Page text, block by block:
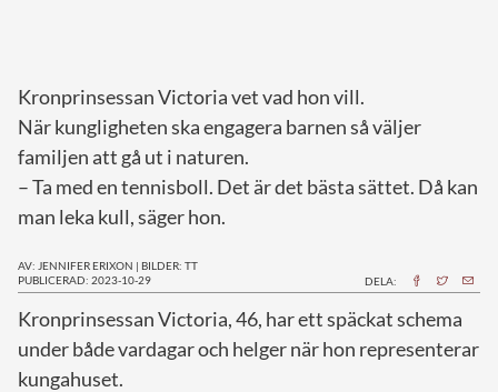
Kronprinsessan Victoria vet vad hon vill.
När kungligheten ska engagera barnen så väljer
familjen att gå ut i naturen.
– Ta med en tennisboll. Det är det bästa sättet. Då kan
man leka kull, säger hon.
AV: JENNIFER ERIXON | BILDER: TT
PUBLICERAD: 2023-10-29
DELA:
Kronprinsessan Victoria, 46, har ett späckat schema
under både vardagar och helger när hon representerar
kungahuset.